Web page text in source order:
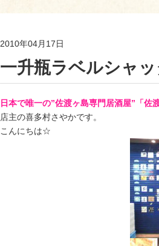
2010年04月17日
一升瓶ラベルシャ
日本で唯一の”佐渡ヶ島専門居酒屋”「佐
店主の喜多村さやかです。
こんにちは☆